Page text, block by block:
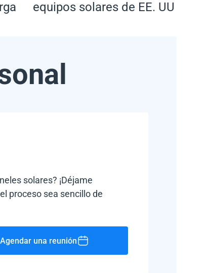
equipos solares de EE. UU
solares? ¡Déjame
proceso sea sencillo de
Agendar una reunión